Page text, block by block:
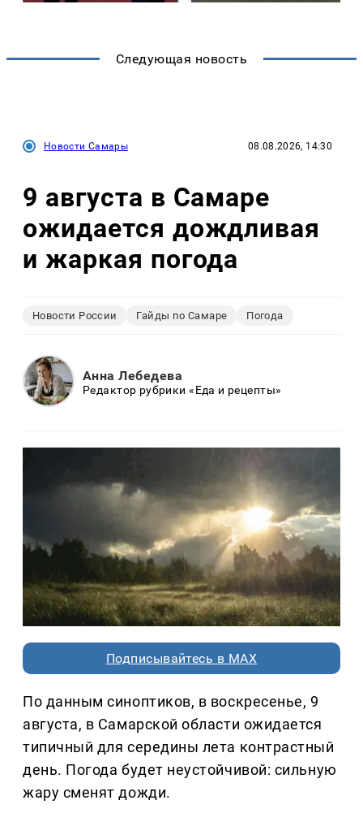
Следующая новость
Новости Самары 08.08.2026, 14:30
9 августа в Самаре
ожидается дождливая
и жаркая погода
Новости России Гайды по Самаре Погода
Анна Лебедева
Редактор рубрики «Еда и рецепты»
Подписывайтесь в MAX
По данным синоптиков, в воскресенье, 9
августа, в Самарской области ожидается
типичный для середины лета контрастный
день. Погода будет неустойчивой: сильную
жару сменят дожди.